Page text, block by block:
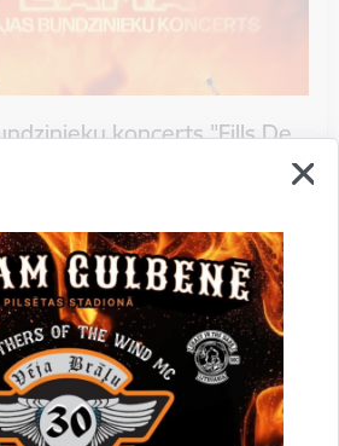
koncerts "Fills De
2022